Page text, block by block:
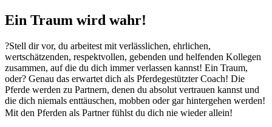
Ein Traum wird wahr!
?Stell dir vor, du arbeitest mit verlässlichen, ehrlichen,
wertschätzenden, respektvollen, gebenden und helfenden Kollegen
zusammen, auf die du dich immer verlassen kannst! Ein Traum,
oder? Genau das erwartet dich als Pferdegestützter Coach! Die
Pferde werden zu Partnern, denen du absolut vertrauen kannst und
die dich niemals enttäuschen, mobben oder gar hintergehen werden!
Mit den Pferden als Partner fühlst du dich nie wieder allein!